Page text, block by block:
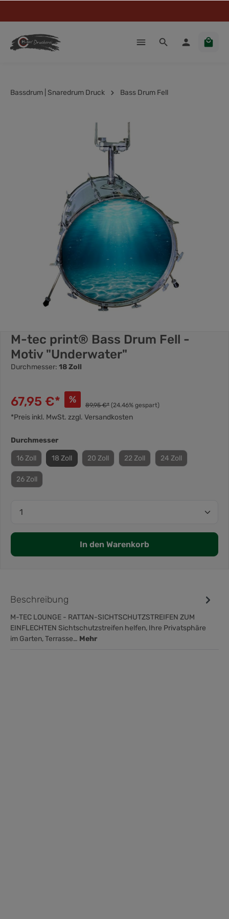
Bassdrum | Snaredrum Druck Bass Drum Fell
M-tec print® Bass Drum Fell -
Motiv "Underwater"
Durchmesser: 18 Zoll
67,95 €* % 89,95 €* (24.46% gespart)
*Preis inkl. MwSt. zzgl. Versandkosten
Durchmesser
16 Zoll 18 Zoll 20 Zoll 22 Zoll 24 Zoll
26 Zoll
In den Warenkorb
Beschreibung
M-TEC LOUNGE - RATTAN-SICHTSCHUTZSTREIFEN ZUM
EINFLECHTEN Sichtschutzstreifen helfen, Ihre Privatsphäre
im Garten, Terrasse… Mehr